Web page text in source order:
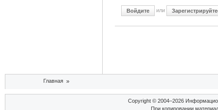
Войдите или
Главная »
Copyright © 2004–2026
При копировании